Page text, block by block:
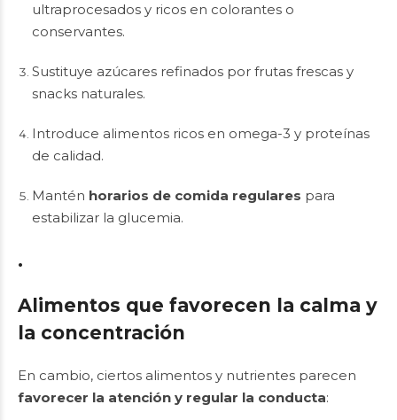
ultraprocesados y ricos en colorantes o
conservantes.
Sustituye azúcares refinados por frutas frescas y
snacks naturales.
Introduce alimentos ricos en omega-3 y proteínas
de calidad.
Mantén horarios de comida regulares para
estabilizar la glucemia.
.
Alimentos que favorecen la calma y
la concentración
En cambio, ciertos alimentos y nutrientes parecen
favorecer la atención y regular la conducta: